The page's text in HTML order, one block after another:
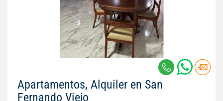
Apartamentos, Alquiler en San
Fernando Viejo